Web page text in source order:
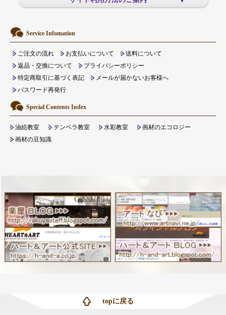
Service Infomation
ご注文の流れ お支払いについて
送料について
返品・交換について
プライバシーポリシー
特定商取引に基づく表記
メールが届かないお客様へ
パスワード再発行
Special Contents Index
油絵教室 テンペラ教室 水彩教室
画材のエコロジー
画材の豆知識
topに戻る